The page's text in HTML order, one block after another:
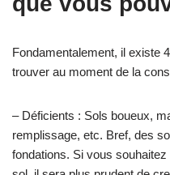
Fondamentalement, il existe
trouver au moment de la
– Déficients : Sols boueux,
remplissage, etc. Bref, des
fondations. Si vous